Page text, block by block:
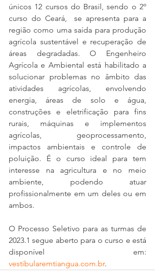
únicos 12 cursos do Brasil, sendo o 2º
curso do Ceará,  se apresenta para a
região como uma saída para produção
agrícola sustentável e recuperação de
áreas degradadas. O Engenheiro
Agrícola e Ambiental está habilitado a
solucionar problemas no âmbito das
atividades agrícolas, envolvendo
energia, áreas de solo e água,
construções e eletrificação para fins
rurais, máquinas e implementos
agrícolas, geoprocessamento,
impactos ambientais e controle de
poluição. É o curso ideal para tem
interesse na agricultura e no meio
ambiente, podendo atuar
profissionalmente em um deles ou em
ambos.
O Processo Seletivo para as turmas de
2023.1 segue aberto para o curso e está
vestibularemtiangua.com.br.